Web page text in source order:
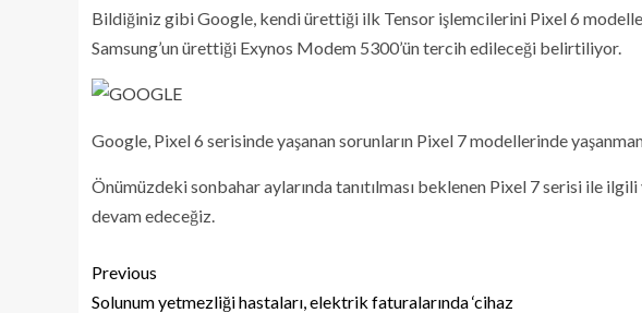
Bildiğiniz gibi Google, kendi ürettiği ilk Tensor işlemcilerini Pixel 6
Samsung’un ürettiği Exynos Modem 5300’ün tercih edileceği belirtiliyor.
Google, Pixel 6 serisinde yaşanan sorunların Pixel 7 modellerinde
Önümüzdeki sonbahar aylarında tanıtılması beklenen Pixel 7 serisi ile
devam edeceğiz.
Previous
Solunum yetmezliği hastaları, elektrik faturalarında ‘cihaz